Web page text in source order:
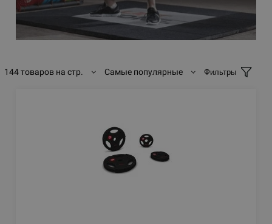
144 товаров на стр. Самые популярные Фильтры